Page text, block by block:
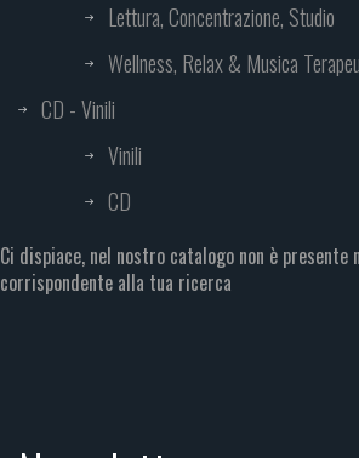
Lettura, Concentrazione, Studio
Wellness, Relax & Musica
CD - Vinili
Vinili
CD
Ci dispiace, nel nostro catalogo non è presente
corrispondente alla tua ricerca